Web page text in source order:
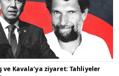
ve Kavala’ya ziyaret: Tahliyeler